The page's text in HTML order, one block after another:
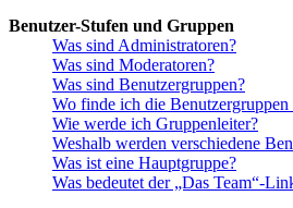
Benutzer-Stufen und Gruppen
Was sind Administratoren?
Was sind Moderatoren?
Was sind Benutzergruppen?
Wo finde ich die
Wie werde ich Gruppenleiter?
Weshalb werden verschiedene
Was ist eine Hauptgruppe?
Was bedeutet der „Das Team“-